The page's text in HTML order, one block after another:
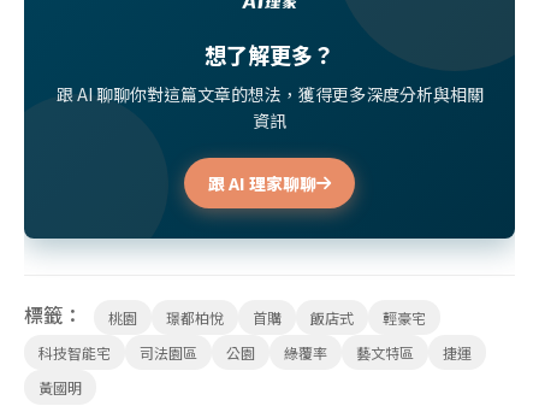
想了解更多？
跟 AI 聊聊你對這篇文章的想法，獲得更多深度分析與相關
資訊
跟 AI 理家聊聊
標籤： 桃園 璟都柏悅 首購 飯店式
輕豪宅
科技智能宅
司法園區 公園 綠覆率 藝文特區
捷運
黃國明